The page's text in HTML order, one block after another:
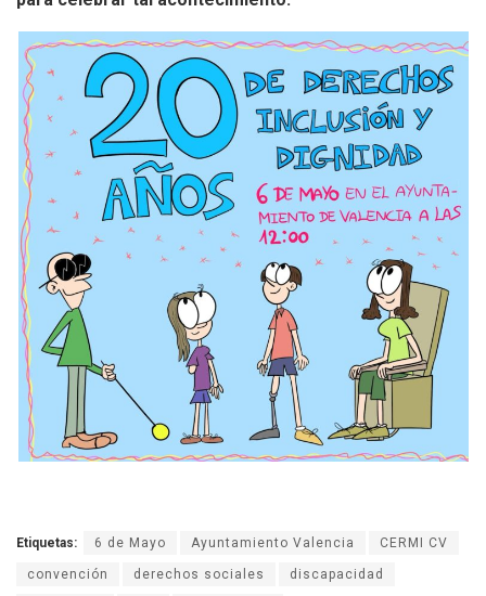
Etiquetas: 6 de Mayo Ayuntamiento Valencia CERMI CV
convención derechos sociales discapacidad